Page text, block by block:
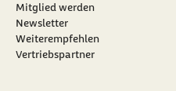
Mitglied werden
Newsletter
externer Link:
Weiterempfehlen
Vertriebspartner